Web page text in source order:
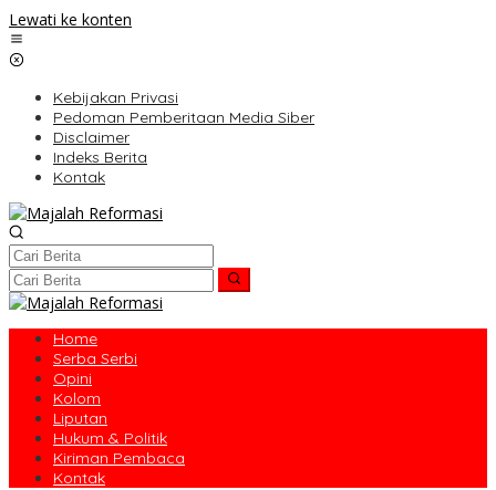
Lewati ke konten
Kebijakan Privasi
Pedoman Pemberitaan Media Siber
Disclaimer
Indeks Berita
Kontak
Home
Serba Serbi
Opini
Kolom
Liputan
Hukum & Politik
Kiriman Pembaca
Kontak